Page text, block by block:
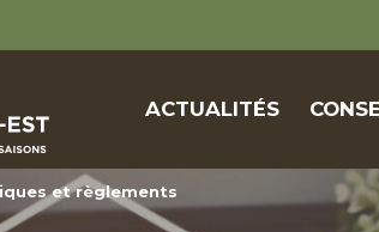
ACTUALITÉS
et règlements